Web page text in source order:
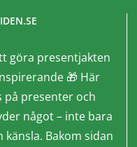
göra presentjakten
🎁 Här
på presenter och
något – inte bara
Bakom sidan